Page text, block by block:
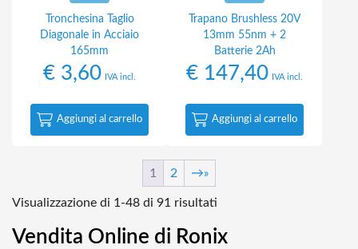
Tronchesina Taglio
Diagonale in Acciaio
165mm
€ 3,60 IVA incl.
Aggiungi al carrello
Trapano Brushless 20V
13mm 55nm + 2
Batterie 2Ah
€ 147,40 IVA incl.
Aggiungi al carrello
1 2 →
Visualizzazione di 1-48 di 91 risultati
Vendita Online di Ronix